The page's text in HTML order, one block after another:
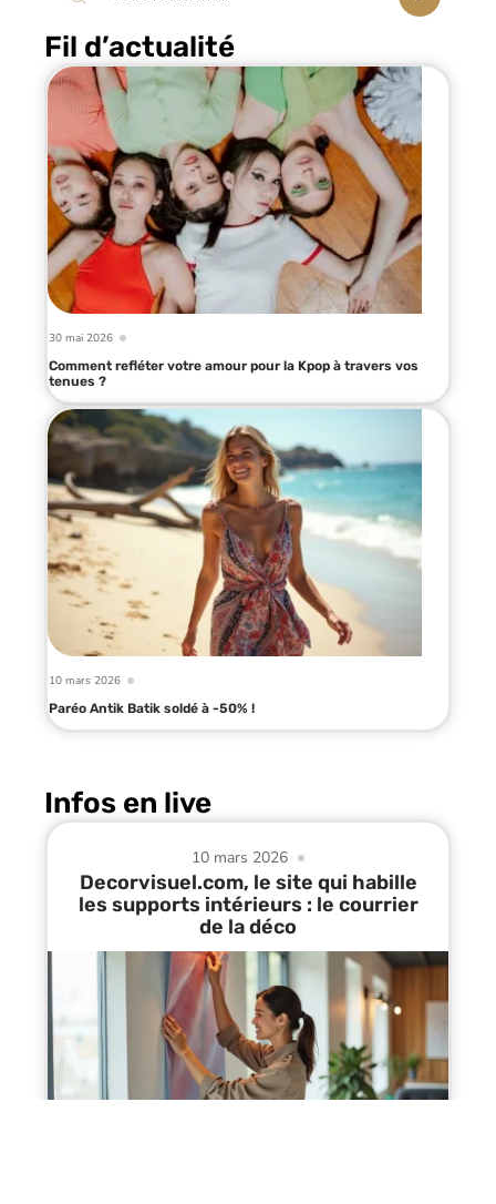
Fil d’actualité
30 mai 2026
Comment refléter votre amour pour la Kpop à travers vos
tenues ?
10 mars 2026
Paréo Antik Batik soldé à -50% !
Infos en live
10 mars 2026
Decorvisuel.com, le site qui habille
les supports intérieurs : le courrier
de la déco